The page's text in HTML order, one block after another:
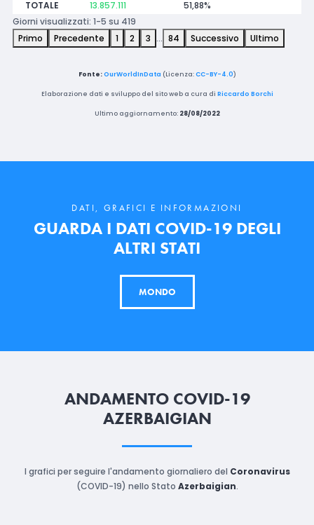
TOTALE 13.857.111
51,88%
Giorni visualizzati: 1-5 su 419
Primo
Precedente 1 2 3 … 84 Successivo Ultimo
Fonte: OurWorldInData (Licenza:CC-BY-4.0)
Elaborazione dati e sviluppo del sito web a cura di Riccardo Borchi
Ultimo aggiornamento: 28/08/2022
DATI, GRAFICI E INFORMAZIONI
GUARDA I DATI COVID-19 DEGLI
ALTRI STATI
MONDO
ANDAMENTO COVID-19
AZERBAIGIAN
I grafici per seguire l'andamento giornaliero del Coronavirus
(COVID-19) nello Stato Azerbaigian.